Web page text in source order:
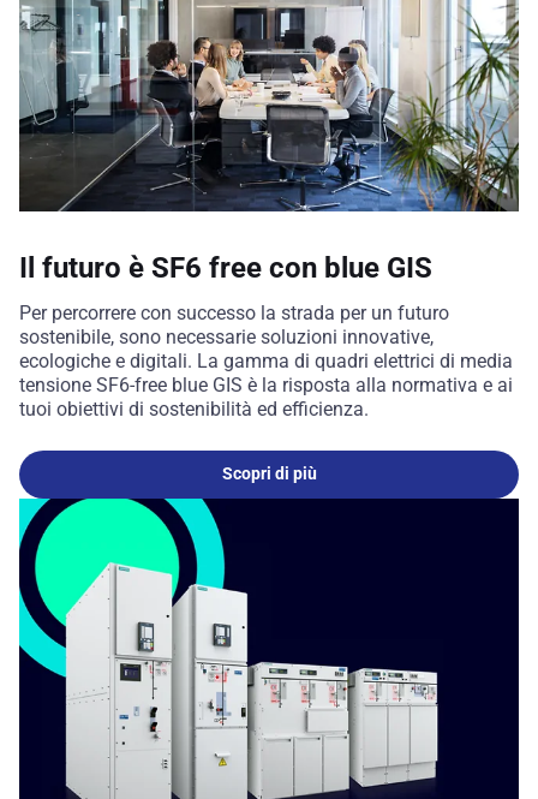
Il futuro è SF6 free con blue GIS
Per percorrere con successo la strada per un futuro
sostenibile, sono necessarie soluzioni innovative,
ecologiche e digitali. La gamma di quadri elettrici di media
tensione SF6-free blue GIS è la risposta alla normativa e ai
tuoi obiettivi di sostenibilità ed efficienza.
Scopri di più